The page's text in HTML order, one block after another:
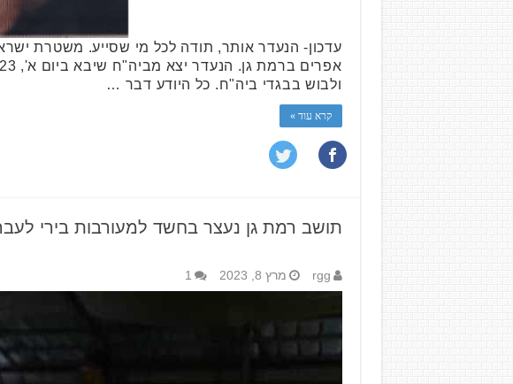
ולבוש בבגדי ביה"ח. כל היודע דבר …
קרא עוד »
תושב רמת גן נעצר בחשד למעורבות בירי
rgg מרץ 8, 2023 1